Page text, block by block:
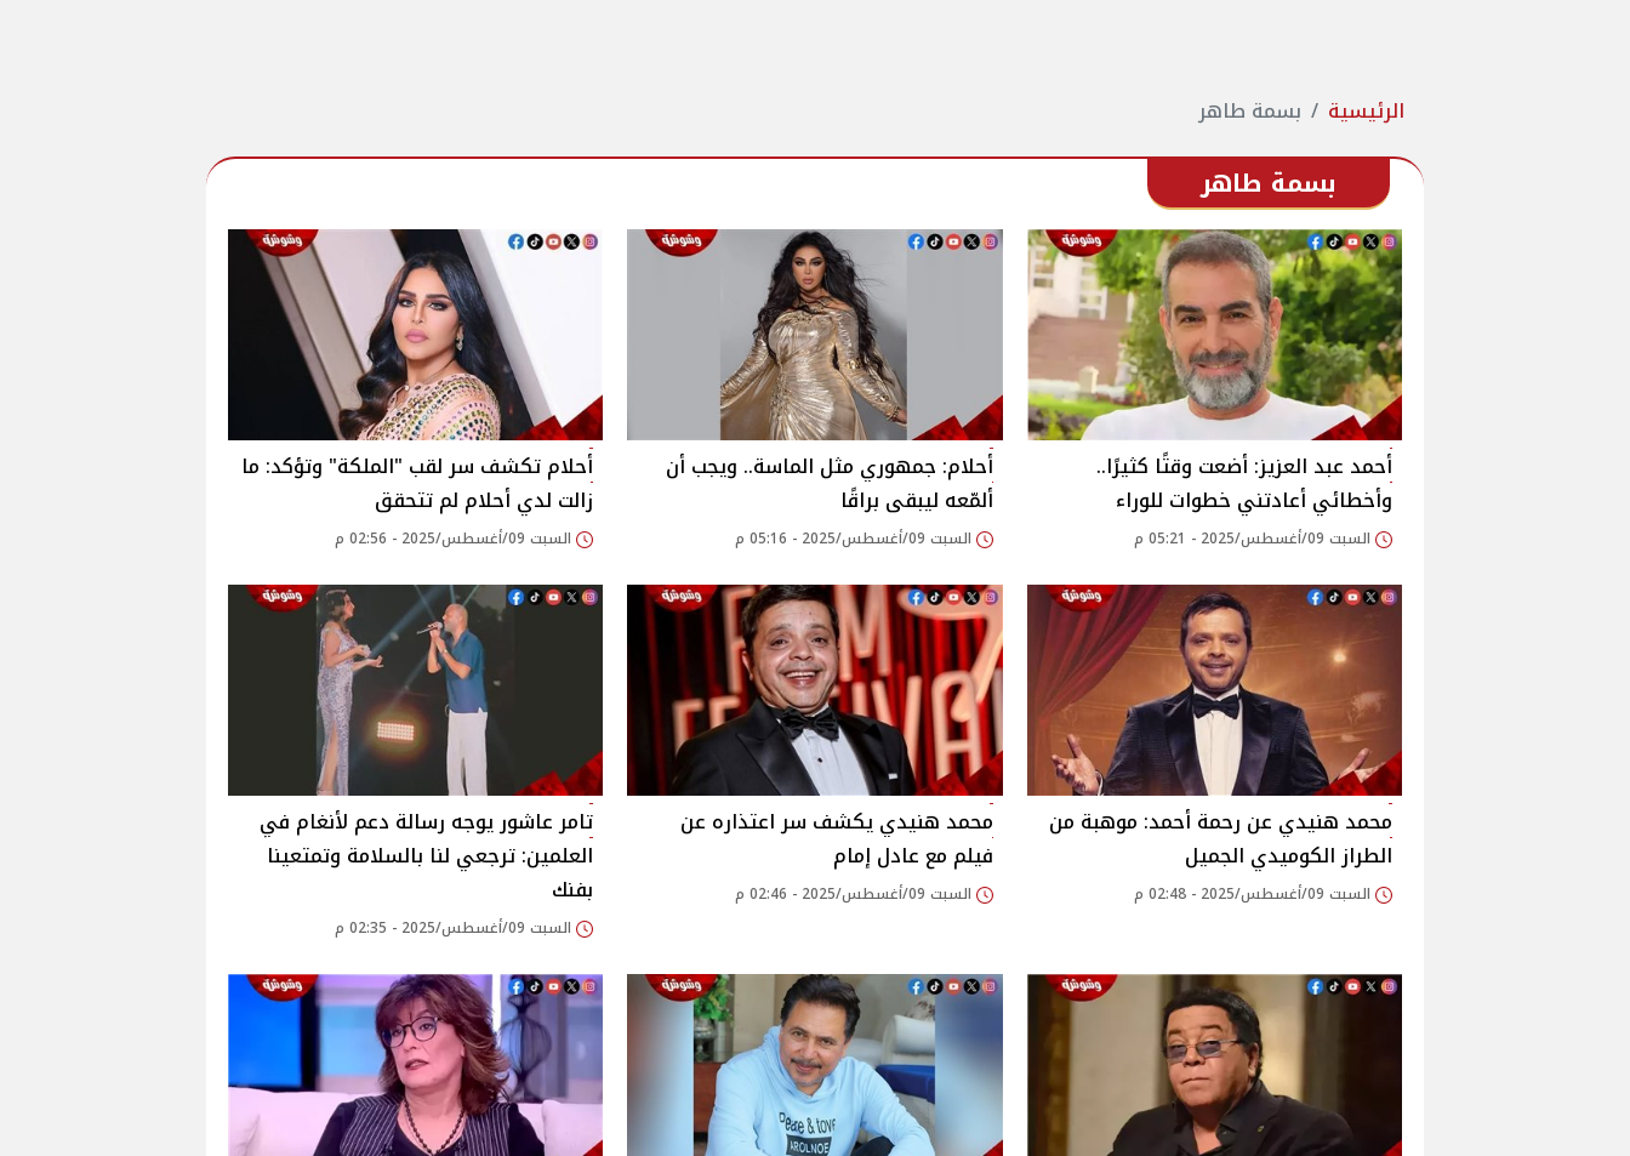
الرئيسية بسمة طاهر
بسمة طاهر
أحمد عبد العزيز: أضعت وقتًا كثيرًا..
وأخطائي أعادتني خطوات للوراء‎
السبت 09/أغسطس/2025 - 05:21 م
أحلام: جمهوري مثل الماسة.. ويجب أن
ألمّعه ليبقى براقًا‎
السبت 09/أغسطس/2025 - 05:16 م
أحلام تكشف سر لقب "الملكة" وتؤكد: ما
زالت لدي أحلام لم تتحقق‎
السبت 09/أغسطس/2025 - 02:56 م
محمد هنيدي عن رحمة أحمد: موهبة من
الطراز الكوميدي الجميل‎
السبت 09/أغسطس/2025 - 02:48 م
محمد هنيدي يكشف سر اعتذاره عن
فيلم مع عادل إمام‎
السبت 09/أغسطس/2025 - 02:46 م
تامر عاشور يوجه رسالة دعم لأنغام في
العلمين: ترجعي لنا بالسلامة وتمتعينا
بفنك
السبت 09/أغسطس/2025 - 02:35 م